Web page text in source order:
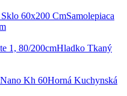
Samolepiaca
Hladko Tkaný
Horná Kuchynská